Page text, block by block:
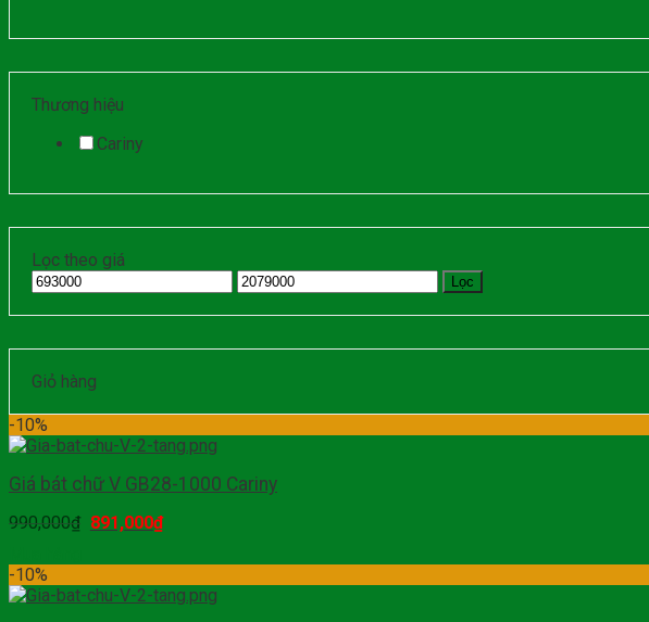
Thương hiệu
Cariny
Lọc theo giá
Lọc
Giỏ hàng
-10%
Giá bát chữ V GB28-1000 Cariny
990,000₫ 891,000₫
-10%